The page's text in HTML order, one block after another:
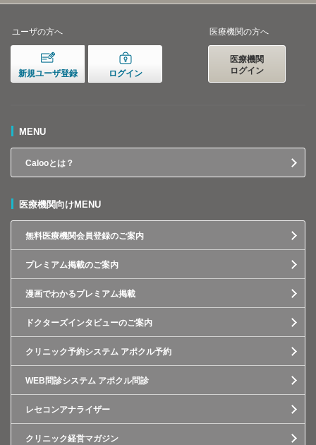
ユーザの方へ
新規ユーザ登録 ログイン
医療機関の方へ
医療機関
ログイン
MENU
Calooとは？
医療機関向けMENU
無料医療機関会員登録のご案内
プレミアム掲載のご案内
漫画でわかるプレミアム掲載
ドクターズインタビューのご案内
クリニック予約システム アポクル予約
WEB問診システム アポクル問診
レセコンアナライザー
クリニック経営マガジン